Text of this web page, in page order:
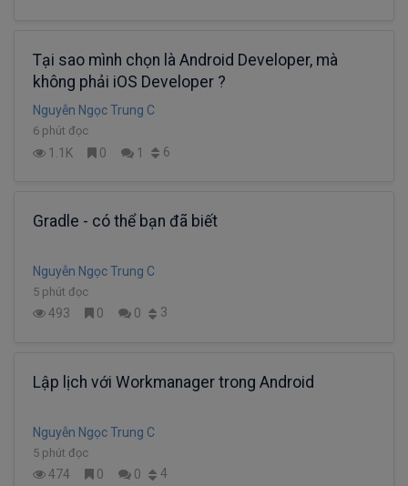
Tại sao mình chọn là Android Developer, mà
không phải iOS Developer ?
Nguyễn Ngọc Trung C
6 phút đọc
1.1K 0 1 6
Gradle - có thể bạn đã biết
Nguyễn Ngọc Trung C
5 phút đọc
493 0 0 3
Lập lịch với Workmanager trong Android
Nguyễn Ngọc Trung C
5 phút đọc
474 0 0 4